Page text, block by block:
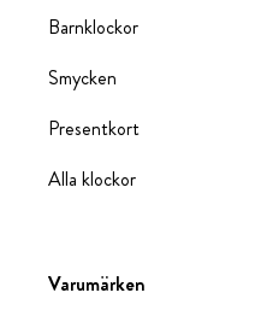
Barnklockor
Smycken
Presentkort
Alla klockor
Varumärken